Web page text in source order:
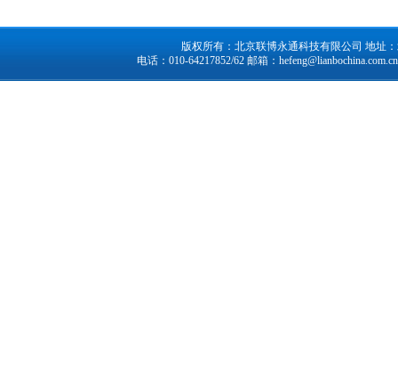
版权所有：北京联博永通科技有限公司 地址
电话：010-64217852/62 邮箱： hefeng@lianbochina.com.cn